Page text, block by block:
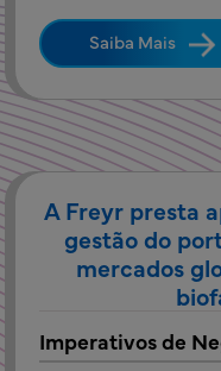
Saiba Mais
A Freyr presta
gestão do
mercados
Imperativos de